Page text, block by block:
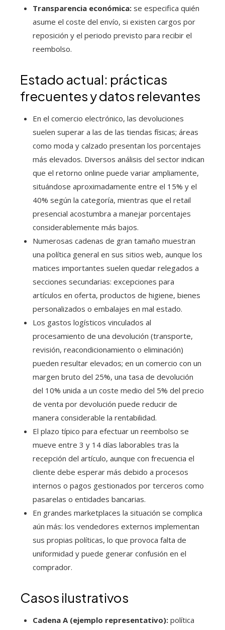
Transparencia económica: se especifica quién
asume el coste del envío, si existen cargos por
reposición y el periodo previsto para recibir el
reembolso.
Estado actual: prácticas
frecuentes y datos relevantes
En el comercio electrónico, las devoluciones
suelen superar a las de las tiendas físicas; áreas
como moda y calzado presentan los porcentajes
más elevados. Diversos análisis del sector indican
que el retorno online puede variar ampliamente,
situándose aproximadamente entre el 15% y el
40% según la categoría, mientras que el retail
presencial acostumbra a manejar porcentajes
considerablemente más bajos.
Numerosas cadenas de gran tamaño muestran
una política general en sus sitios web, aunque los
matices importantes suelen quedar relegados a
secciones secundarias: excepciones para
artículos en oferta, productos de higiene, bienes
personalizados o embalajes en mal estado.
Los gastos logísticos vinculados al
procesamiento de una devolución (transporte,
revisión, reacondicionamiento o eliminación)
pueden resultar elevados; en un comercio con un
margen bruto del 25%, una tasa de devolución
del 10% unida a un coste medio del 5% del precio
de venta por devolución puede reducir de
manera considerable la rentabilidad.
El plazo típico para efectuar un reembolso se
mueve entre 3 y 14 días laborables tras la
recepción del artículo, aunque con frecuencia el
cliente debe esperar más debido a procesos
internos o pagos gestionados por terceros como
pasarelas o entidades bancarias.
En grandes marketplaces la situación se complica
aún más: los vendedores externos implementan
sus propias políticas, lo que provoca falta de
uniformidad y puede generar confusión en el
comprador.
Casos ilustrativos
Cadena A (ejemplo representativo): política